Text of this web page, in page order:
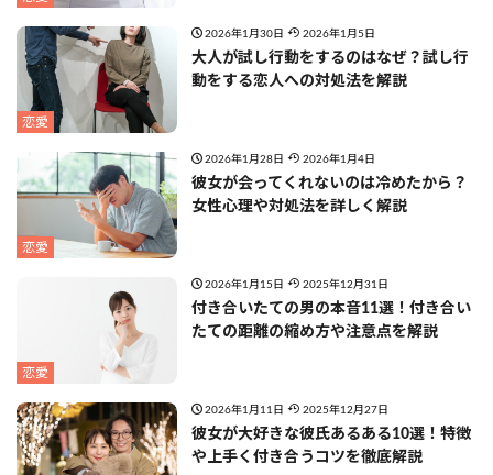
恋愛
2026年1月30日 2026年1月5日
大人が試し行動をするのはなぜ？試し行
動をする恋人への対処法を解説
恋愛
2026年1月28日 2026年1月4日
彼女が会ってくれないのは冷めたから？
女性心理や対処法を詳しく解説
恋愛
2026年1月15日 2025年12月31日
付き合いたての男の本音11選！付き合い
たての距離の縮め方や注意点を解説
2026年1月11日 2025年12月27日
彼女が大好きな彼氏あるある10選！特徴
や上手く付き合うコツを徹底解説